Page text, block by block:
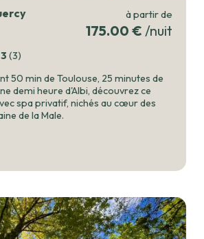
à partir de
175.00 € /nuit
(3)
50 min de Toulouse, 25 minutes de
demi heure d'Albi, découvrez ce
spa privatif, nichés au cœur des
de la Male.